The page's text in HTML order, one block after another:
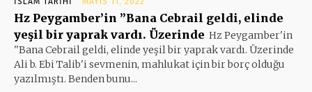
Hz Peygamber’in ”Bana Cebrail geldi, elinde
yeşil bir yaprak vardı. Üzerinde Hz Peygamber'in
''Bana Cebrail geldi, elinde yeşil bir yaprak vardı. Üzerinde
Ali b. Ebi Talib'i sevmenin, mahlukat için bir borç olduğu
yazılmıştı. Benden bunu...